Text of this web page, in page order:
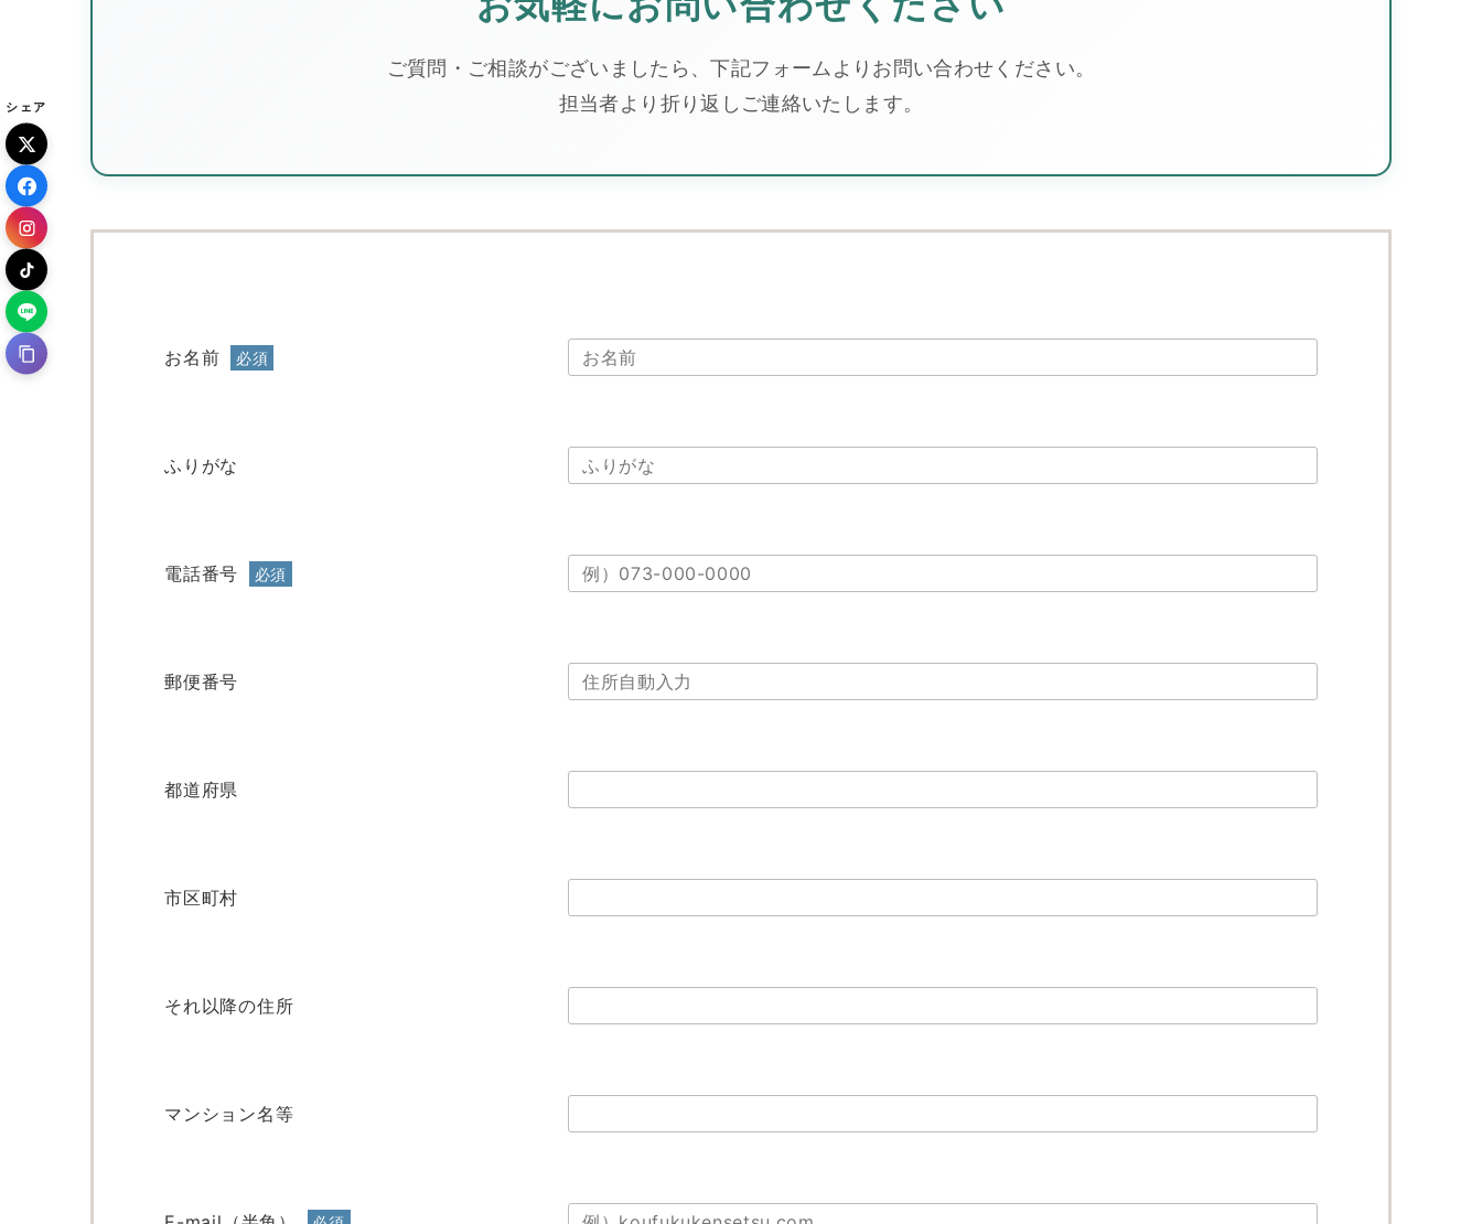
シェア
ご質問・ご相談がございましたら、下記フォームよりお問い合わせください。
担当者より折り返しご連絡いたします。
お名前 必須
ふりがな
電話番号 必須
郵便番号
都道府県
市区町村
それ以降の住所
マンション名等